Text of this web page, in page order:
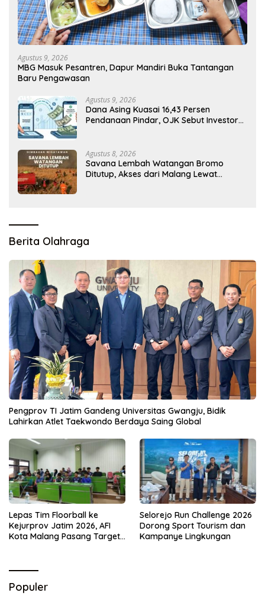
Agustus 9, 2026
MBG Masuk Pesantren, Dapur Mandiri Buka Tantangan
Baru Pengawasan
Agustus 9, 2026
Dana Asing Kuasai 16,43 Persen
Pendanaan Pindar, OJK Sebut Investor
Agustus 8, 2026
Savana Lembah Watangan Bromo
Ditutup, Akses dari Malang Lewat
Berita Olahraga
Pengprov TI Jatim Gandeng Universitas Gwangju, Bidik
Lahirkan Atlet Taekwondo Berdaya Saing Global
Lepas Tim Floorball ke
Kejurprov Jatim 2026, AFI
Kota Malang Pasang Target
Selorejo Run Challenge 2026
Dorong Sport Tourism dan
Kampanye Lingkungan
Populer